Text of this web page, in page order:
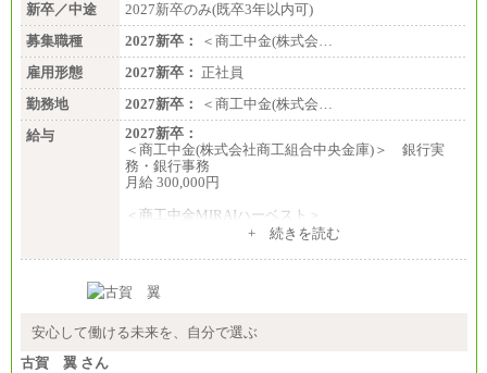
新卒／中途
2027新卒のみ(既卒3年以内可)
募集職種
2027新卒：
＜商工中金(株式会…
雇用形態
2027新卒： 正社員
勤務地
2027新卒：
＜商工中金(株式会…
給与
2027新卒：
＜商工中金(株式会社商工組合中央金庫)＞ 銀行実
務・銀行事務
月給 300,000円
＜商工中金MIRAIハーベスト＞
+ 続きを読む
安心して働ける未来を、自分で選ぶ
古賀 翼 さん